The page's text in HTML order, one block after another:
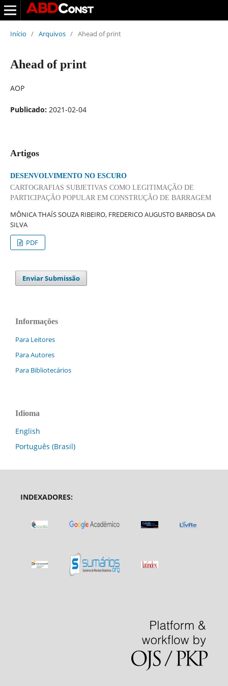
Início / Arquivos / Ahead of print
Ahead of print
AOP
Publicado: 2021-02-04
Artigos
DESENVOLVIMENTO NO ESCURO
CARTOGRAFIAS SUBJETIVAS COMO LEGITIMAÇÃO DE
PARTICIPAÇÃO POPULAR EM CONSTRUÇÃO DE BARRAGEM
MÔNICA THAÍS SOUZA RIBEIRO, FREDERICO AUGUSTO BARBOSA DA
SILVA
PDF
Enviar Submissão
Informações
Para Leitores
Para Autores
Para Bibliotecários
Idioma
English
Português (Brasil)
INDEXADORES: